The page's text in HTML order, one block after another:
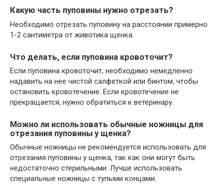
Какую часть пуповины нужно отрезать?
Необходимо отрезать пуповину на расстоянии примерно
1-2 сантиметра от животика щенка.
Что делать, если пуповина кровоточит?
Если пуповина кровоточит, необходимо немедленно
надавить на нее чистой салфеткой или бинтом, чтобы
остановить кровотечение. Если кровотечение не
прекращается, нужно обратиться к ветеринару.
Можно ли использовать обычные ножницы для
отрезания пуповины у щенка?
Обычные ножницы не рекомендуется использовать для
отрезания пуповины у щенка, так как они могут быть
недостаточно стерильными. Лучше использовать
специальные ножницы с тупыми концами.